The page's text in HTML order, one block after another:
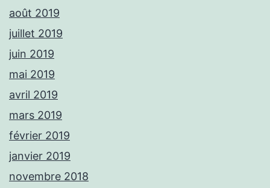
août 2019
juillet 2019
juin 2019
mai 2019
avril 2019
mars 2019
février 2019
janvier 2019
novembre 2018